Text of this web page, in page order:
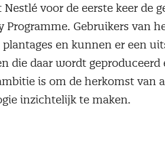
voor de eerste keer de
Programme. Gebruikers van
en kunnen er een
die daar wordt geproduceerd
is om de herkomst van
inzichtelijk te maken.